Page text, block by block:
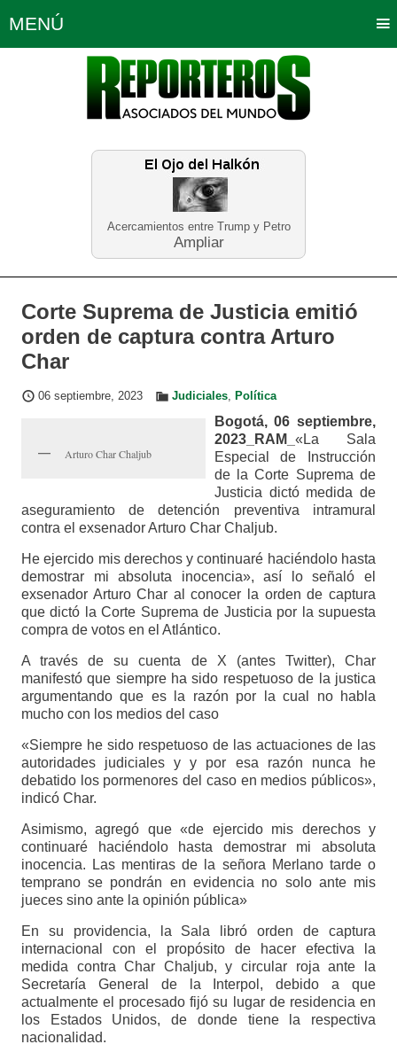
Acercamientos entre Trump y Petro
Ampliar
MENÚ
Política Opinión Bogotá
Planeta Tierra Deportes
Educación Neira
Corte Suprema de Justicia emitió
orden de captura contra Arturo
Char
06 septiembre, 2023 Judiciales, Política
Arturo Char Chaljub
Bogotá, 06 septiembre,
2023_RAM_ «La Sala
Especial de Instrucción
de la Corte Suprema de
Justicia dictó medida de
aseguramiento de detención preventiva intramural
contra el exsenador Arturo Char Chaljub.
He ejercido mis derechos y continuaré haciéndolo hasta
demostrar mi absoluta inocencia», así lo señaló el
exsenador Arturo Char al conocer la orden de captura
que dictó la Corte Suprema de Justicia por la supuesta
compra de votos en el Atlántico.
A través de su cuenta de X (antes Twitter), Char
manifestó que siempre ha sido respetuoso de la justica
argumentando que es la razón por la cual no habla
mucho con los medios del caso
«Siempre he sido respetuoso de las actuaciones de las
autoridades judiciales y y por esa razón nunca he
debatido los pormenores del caso en medios públicos»,
indicó Char.
Asimismo, agregó que «de ejercido mis derechos y
continuaré haciéndolo hasta demostrar mi absoluta
inocencia. Las mentiras de la señora Merlano tarde o
temprano se pondrán en evidencia no solo ante mis
jueces sino ante la opinión pública»
En su providencia, la Sala libró orden de captura
internacional con el propósito de hacer efectiva la
medida contra Char Chaljub, y circular roja ante la
Secretaría General de la Interpol, debido a que
actualmente el procesado fijó su lugar de residencia en
los Estados Unidos, de donde tiene la respectiva
nacionalidad.